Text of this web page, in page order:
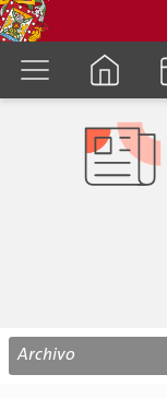
Archivo